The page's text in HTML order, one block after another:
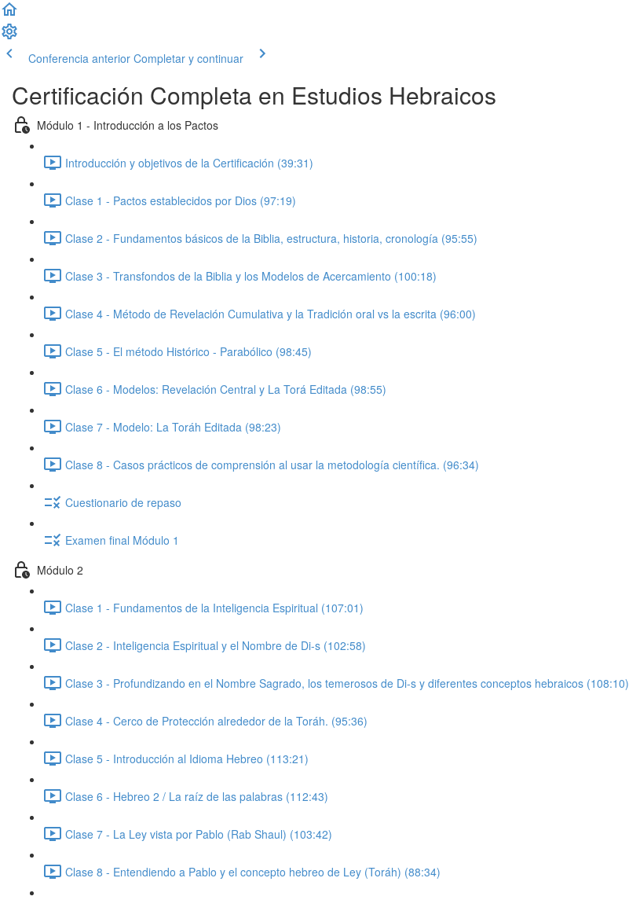
Conferencia anterior Completar y continuar
Certificación Completa en Estudios Hebraicos
Módulo 1 - Introducción a los Pactos
Introducción y objetivos de la Certificación (39:31)
Clase 1 - Pactos establecidos por Dios (97:19)
Clase 2 - Fundamentos básicos de la Biblia, estructura, historia, cronología (95:55)
Clase 3 - Transfondos de la Biblia y los Modelos de Acercamiento (100:18)
Clase 4 - Método de Revelación Cumulativa y la Tradición oral vs la escrita (96:00)
Clase 5 - El método Histórico - Parabólico (98:45)
Clase 6 - Modelos: Revelación Central y La Torá Editada (98:55)
Clase 7 - Modelo: La Toráh Editada (98:23)
Clase 8 - Casos prácticos de comprensión al usar la metodología científica. (96:34)
Cuestionario de repaso
Examen final Módulo 1
Módulo 2
Clase 1 - Fundamentos de la Inteligencia Espiritual (107:01)
Clase 2 - Inteligencia Espiritual y el Nombre de Di-s (102:58)
Clase 3 - Profundizando en el Nombre Sagrado, los temerosos de Di-s y diferentes conceptos hebraicos (108:10)
Clase 4 - Cerco de Protección alrededor de la Toráh. (95:36)
Clase 5 - Introducción al Idioma Hebreo (113:21)
Clase 6 - Hebreo 2 / La raíz de las palabras (112:43)
Clase 7 - La Ley vista por Pablo (Rab Shaul) (103:42)
Clase 8 - Entendiendo a Pablo y el concepto hebreo de Ley (Toráh) (88:34)